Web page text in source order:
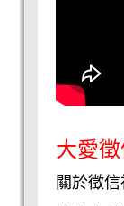
大愛
關於徵